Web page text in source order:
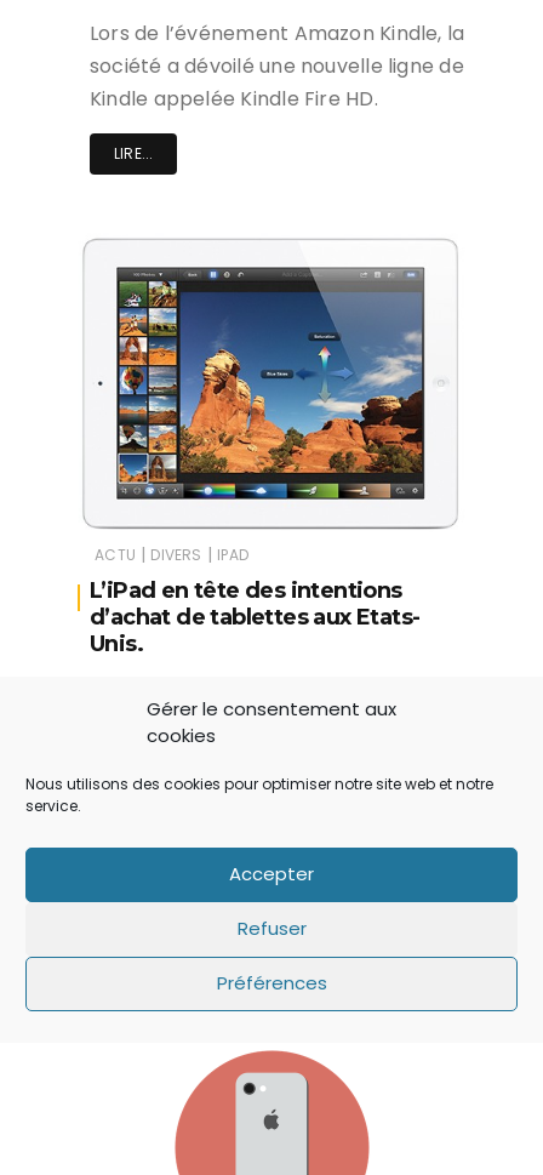
Gérer le consentement aux
cookies
Nous utilisons des cookies pour optimiser notre site web et notre
service.
Accepter
Refuser
Préférences
Lors de l’événement Amazon Kindle, la
société a dévoilé une nouvelle ligne de
Kindle appelée Kindle Fire HD.
LIRE...
ACTU | DIVERS | IPAD
L’iPad en tête des intentions
d’achat de tablettes aux Etats-
Unis.
consommateurs américains
de tablette au cours des 3 prochains…
LIRE...